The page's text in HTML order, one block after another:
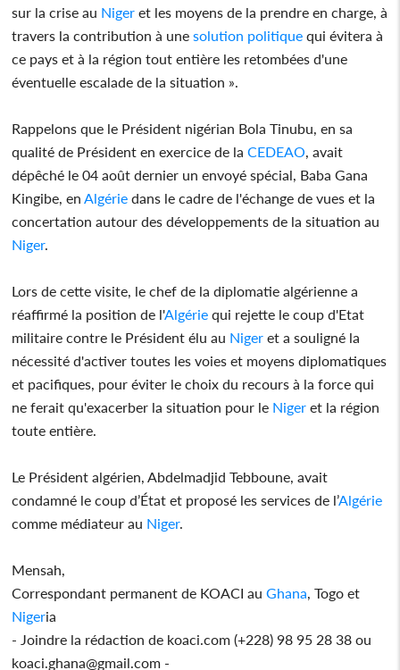
sur la crise au Niger et les moyens de la prendre en charge, à
travers la contribution à une solution politique qui évitera à
ce pays et à la région tout entière les retombées d'une
éventuelle escalade de la situation ».
Rappelons que le Président nigérian Bola Tinubu, en sa
qualité de Président en exercice de la CEDEAO , avait
dépêché le 04 août dernier un envoyé spécial, Baba Gana
Kingibe, en Algérie dans le cadre de l'échange de vues et la
concertation autour des développements de la situation au
Niger.
Lors de cette visite, le chef de la diplomatie algérienne a
réaffirmé la position de l'Algérie qui rejette le coup d'Etat
militaire contre le Président élu au Niger et a souligné la
nécessité d'activer toutes les voies et moyens diplomatiques
et pacifiques, pour éviter le choix du recours à la force qui
ne ferait qu'exacerber la situation pour le Niger et la région
toute entière.
Le Président algérien, Abdelmadjid Tebboune, avait
condamné le coup d’État et proposé les services de l’Algérie
comme médiateur au Niger.
Mensah,
Correspondant permanent de KOACI au Ghana , Togo et
Nigeria
- Joindre la rédaction de koaci.com (+228) 98 95 28 38 ou
koaci.ghana@gmail.com -